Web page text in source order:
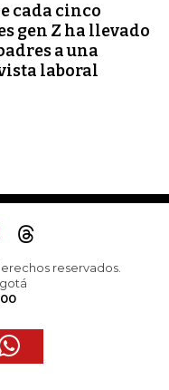
cada cinco
gen Z ha llevado
a una
laboral
reservados.